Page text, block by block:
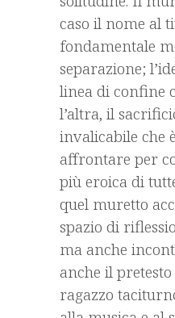
caso il nome al
fondamentale
separazione;
linea di confine
l’altra, il
invalicabile che
affrontare per
più eroica di
quel muretto
spazio di
ma anche
anche il
ragazzo